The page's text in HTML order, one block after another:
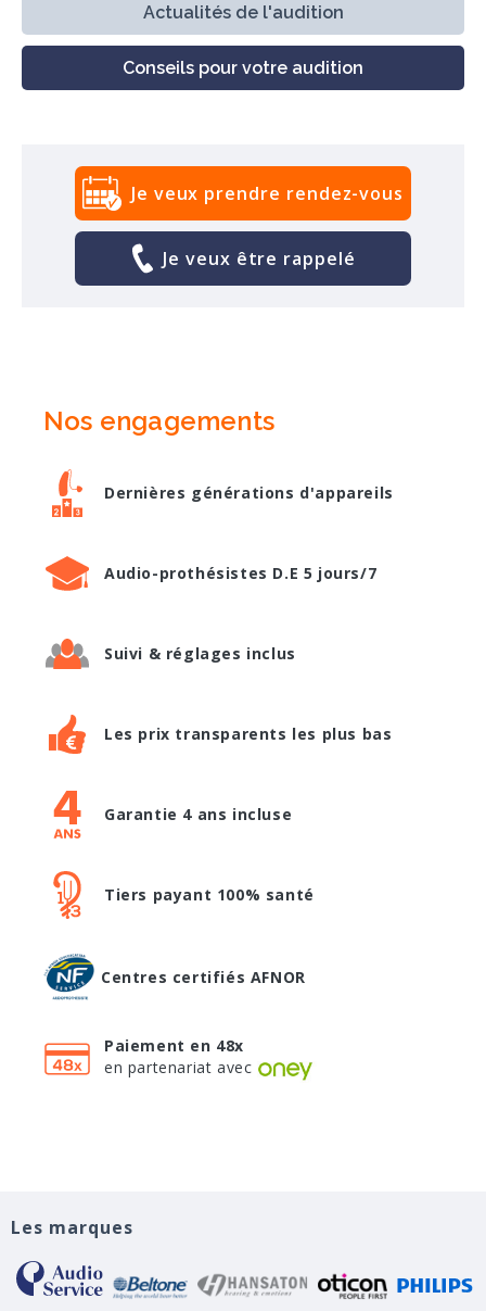
Actualités de l'audition
Conseils pour votre audition
Je veux prendre rendez-vous
Je veux être rappelé
Nos engagements
Dernières générations d'appareils
Audio-prothésistes D.E 5 jours/7
Suivi & réglages inclus
Les prix transparents les plus bas
Garantie 4 ans incluse
Tiers payant 100% santé
Centres certifiés AFNOR
Paiement en 48x
en partenariat avec
Les marques